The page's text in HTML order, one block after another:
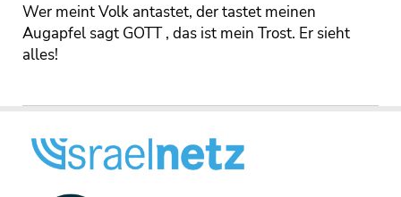
Wer meint Volk antastet, der tastet meinen
Augapfel sagt GOTT , das ist mein Trost. Er sieht
alles!